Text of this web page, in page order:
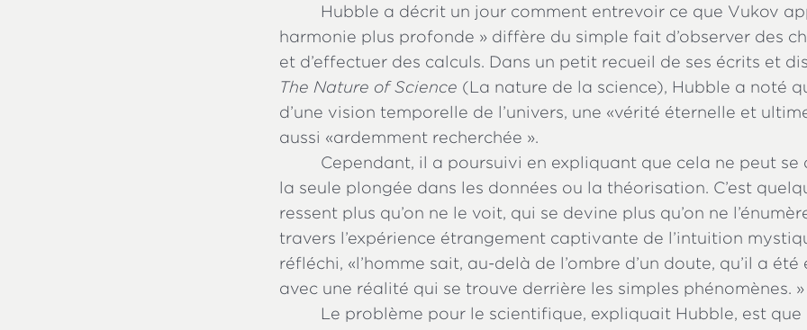
Hubble a décrit un jour comment entrevoir ce que Vukov
harmonie plus profonde » diffère du simple fait d’observer des
et d’effectuer des calculs. Dans un petit recueil de ses écrits et
The Nature of Science (La nature de la science), Hubble a noté
d’une vision temporelle de l’univers, une «vérité éternelle et
aussi «ardemment recherchée ».
Cependant, il a poursuivi en expliquant que cela ne peut se
la seule plongée dans les données ou la théorisation. C’est
ressent plus qu’on ne le voit, qui se devine plus qu’on ne
travers l’expérience étrangement captivante de l’intuition
réfléchi, «l’homme sait, au-delà de l’ombre d’un doute, qu’il a
avec une réalité qui se trouve derrière les simples phénomènes. »
Le problème pour le scientifique, expliquait Hubble, est que